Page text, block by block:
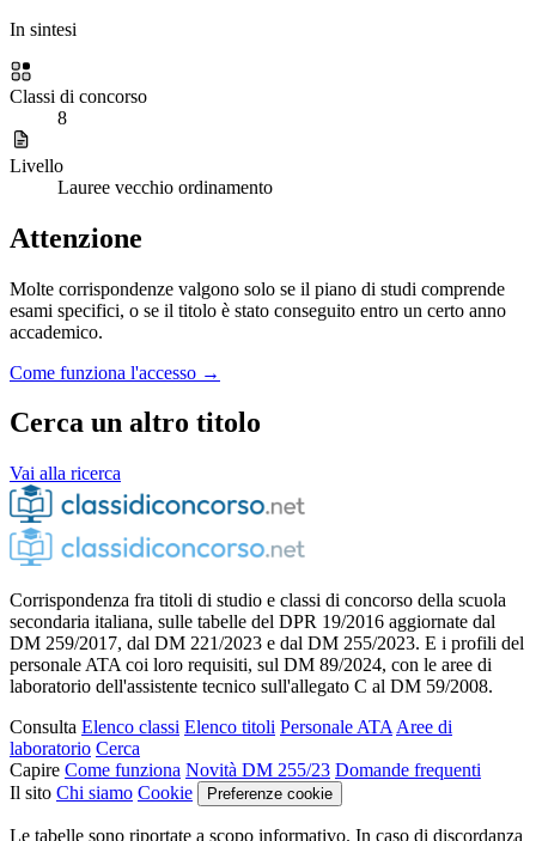
In sintesi
Classi di concorso
8
Livello
Lauree vecchio ordinamento
Attenzione
Molte corrispondenze valgono solo se il piano di studi comprende
esami specifici, o se il titolo è stato conseguito entro un certo anno
accademico.
Come funziona l'accesso →
Cerca un altro titolo
Vai alla ricerca
Corrispondenza fra titoli di studio e classi di concorso della scuola
secondaria italiana, sulle tabelle del DPR 19/2016 aggiornate dal
DM 259/2017, dal DM 221/2023 e dal DM 255/2023. E i profili del
personale ATA coi loro requisiti, sul DM 89/2024, con le aree di
laboratorio dell'assistente tecnico sull'allegato C al DM 59/2008.
Consulta Elenco classi Elenco titoli Personale ATA Aree di
laboratorio Cerca
Capire Come funziona Novità DM 255/23 Domande frequenti
Il sito Chi siamo Cookie Preferenze cookie
Le tabelle sono riportate a scopo informativo. In caso di discordanza